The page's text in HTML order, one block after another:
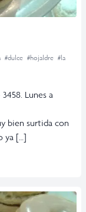
#dulce #hojaldre #la
Lunes a
bien surtida con
ya […]